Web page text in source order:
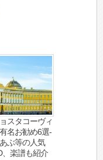
スタコーヴィ
名お勧め6選-
ぶ等の人気
、楽譜も紹介